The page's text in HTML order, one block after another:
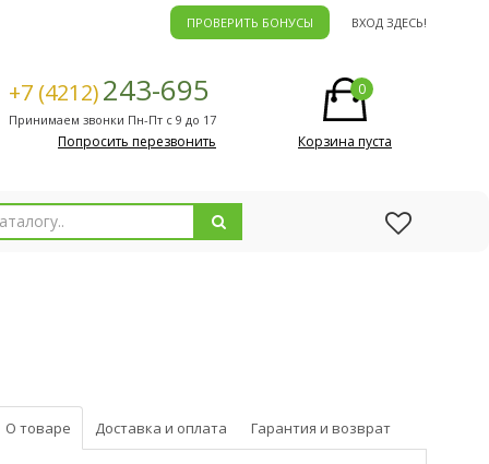
ПРОВЕРИТЬ БОНУСЫ ВХОД ЗДЕСЬ!
+7 (4212)243-695
Принимаем звонки Пн-Пт с 9 до 17
Попросить перезвонить
0
Корзина пуста
О товаре Доставка и оплата Гарантия и возврат